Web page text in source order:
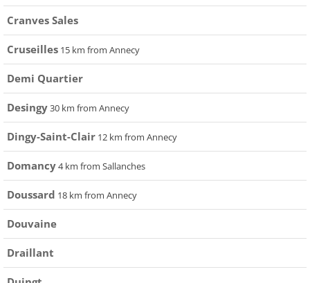
Cranves Sales
Cruseilles 15 km from Annecy
Demi Quartier
Desingy30 km from Annecy
Dingy-Saint-Clair 12 km from Annecy
Domancy4 km from Sallanches
Doussard 18 km from Annecy
Douvaine
Draillant